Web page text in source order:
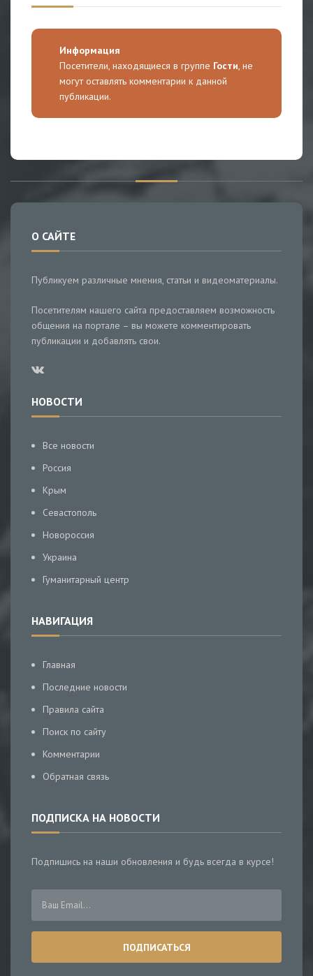
Информация
Посетители, находящиеся в группе Гости, не
могут оставлять комментарии к данной
публикации.
О САЙТЕ
Публикуем различные мнения, статьи и видеоматериалы.
Посетителям нашего сайта предоставляем возможность
общения на портале – вы можете комментировать
публикации и добавлять свои.
НОВОСТИ
Все новости
Россия
Крым
Севастополь
Новороссия
Украина
Гуманитарный центр
НАВИГАЦИЯ
Главная
Последние новости
Правила сайта
Поиск по сайту
Комментарии
Обратная связь
ПОДПИСКА НА НОВОСТИ
Подпишись на наши обновления и будь всегда в курсе!